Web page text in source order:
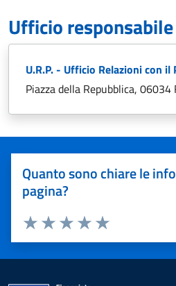
Ufficio responsabile
U.R.P. - Ufficio Relazioni con il
Piazza della Repubblica, 06034
Quanto sono chiare le
pagina?
Valuta 5 stelle
Valuta 4 stelle su 5
Valuta 3 stelle su 5
Valuta 2 stelle su 5
Valuta 1 stelle su 5